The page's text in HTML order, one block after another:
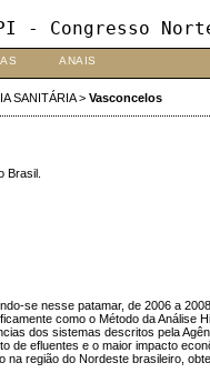
- Congresso
ANAIS
SANITÁRIA> Vasconcelos
Brasil.
se nesse patamar, de 2006 a
como o Método da
dos sistemas descritos pela
efluentes e o maior impacto
região do Nordeste brasileiro,